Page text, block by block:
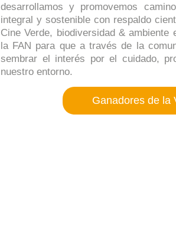
desarrollamos y promovemos
integral y sostenible con respaldo
Cine Verde, biodiversidad &
la FAN para que a través de la
sembrar el interés por el cuidado,
nuestro entorno.
Ganadores de la